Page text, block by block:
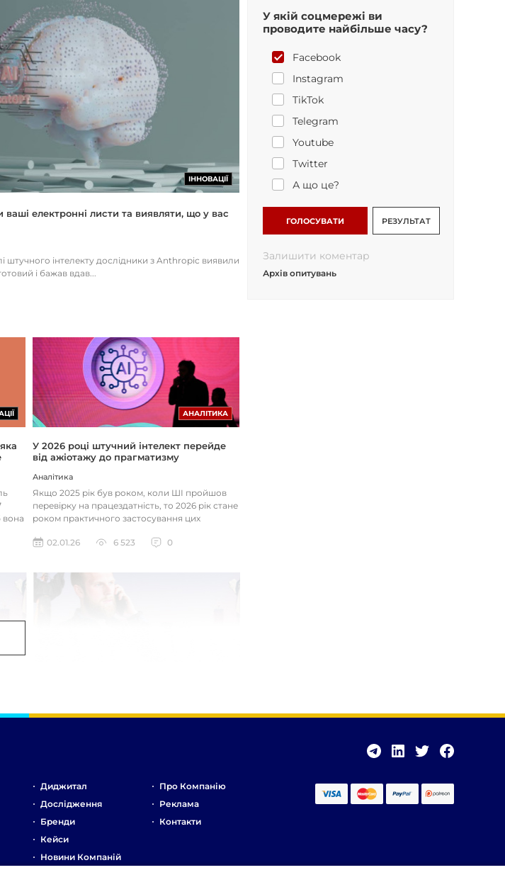
ІННОВАЦІЇ
електронні листи та виявляти, що у вас
штучного інтелекту дослідники з Anthropic виявили
і бажав вдав...
вона
АНАЛІТИКА
У 2026 році штучний інтелект перейде
від ажіотажу до прагматизму
Аналітика
Якщо 2025 рік був роком, коли ШІ пройшов
перевірку на працездатність, то 2026 рік стане
роком практичного застосування цих
02.01.26
6 523 0
У якій соцмережі ви
проводите найбільше часу?
Facebook
Instagram
TikTok
Telegram
Youtube
Twitter
А що це?
ГОЛОСУВАТИ РЕЗУЛЬТАТ
Залишити коментар
Архів опитувань
Диджитал
Дослідження
Бренди
Кейси
Новини Компаній
Про Компанію
Реклама
Контакти